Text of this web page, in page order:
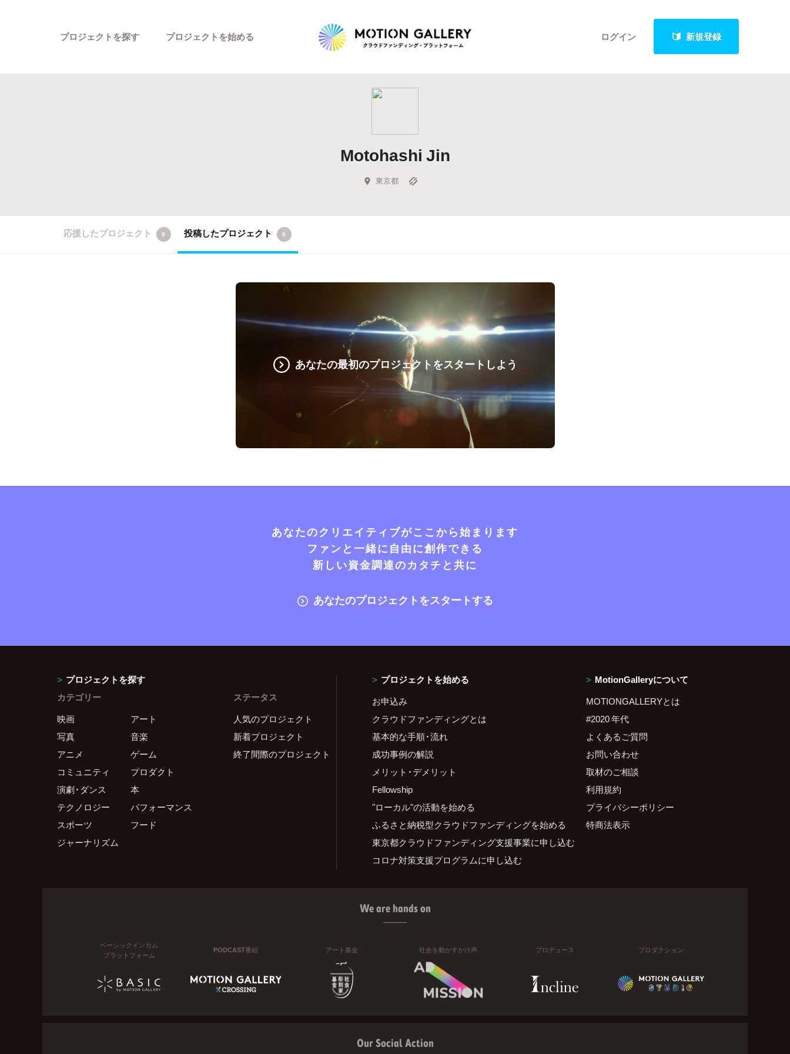
ログイン 新規登録
プロジェクトを探す
Highlight
Feature
キュレーターから探す
プロジェクトを始める
Motohashi Jin
東京都
応援したプロジェクト 9 投稿したプロジェクト 0
あなたの最初のプロジェクトをスタートしよう
あなたのクリエイティブがここから始まります
ファンと一緒に自由に創作できる
新しい資金調達のカタチと共に
あなたのプロジェクトをスタートする
プロジェクトを探す
カテゴリー
映画
アート
写真
音楽
アニメ
ゲーム
コミュニティ
プロダクト
演劇・ダンス
本
テクノロジー
パフォーマンス
スポーツ
フード
ジャーナリズム
ステータス
人気のプロジェクト
新着プロジェクト
終了間際のプロジェクト
プロジェクトを始める
お申込み
クラウドファンディングとは
基本的な手順・流れ
成功事例の解説
メリット・デメリット
Fellowship
"ローカル"の活動を始める
ふるさと納税型クラウドファンディングを始める
東京都クラウドファンディング支援事業に申し込む
コロナ対策支援プログラムに申し込む
MotionGalleryについて
MOTIONGALLERYとは
#2020 年代
よくあるご質問
お問い合わせ
取材のご相談
利用規約
プライバシーポリシー
特商法表示
We are hands on
ベーシックインカム
プラットフォーム
PODCAST番組 アート基金 社会を動かすかけ声 プロデュース プロダクション
Our Social Action